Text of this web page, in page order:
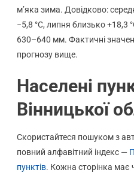
м’яка зима. Довідково:
−5,8 °C, липня близько +18,3
630–640 мм. Фактичні
прогнозу вище.
Населені
Вінницької
Скористайтеся пошуком з
повний алфавітний індекс —
пунктів. Кожна сторінка має